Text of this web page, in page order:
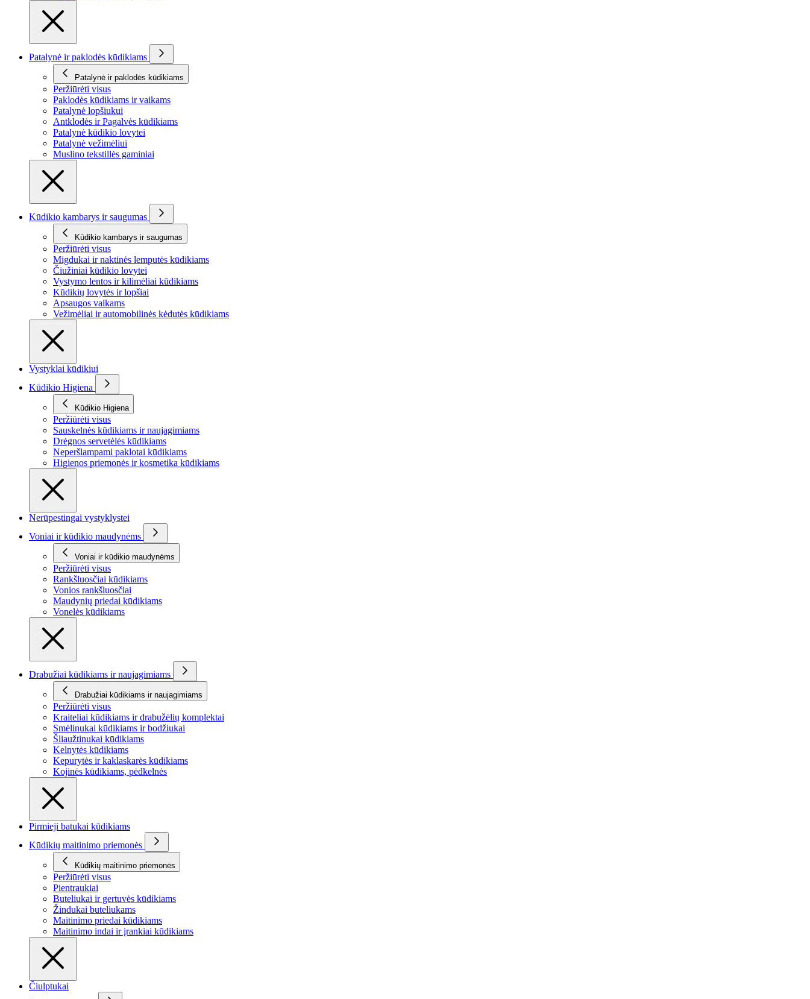
Patalynė ir paklodės kūdikiams
Patalynė ir paklodės kūdikiams
Peržiūrėti visus
Paklodės kūdikiams ir vaikams
Patalynė lopšiukui
Antklodės ir Pagalvės kūdikiams
Patalynė kūdikio lovytei
Patalynė vežimėliui
Muslino tekstillės gaminiai
Kūdikio kambarys ir saugumas
Kūdikio kambarys ir saugumas
Peržiūrėti visus
Migdukai ir naktinės lemputės kūdikiams
Čiužiniai kūdikio lovytei
Vystymo lentos ir kilimėliai kūdikiams
Kūdikių lovytės ir lopšiai
Apsaugos vaikams
Vežimėliai ir automobilinės kėdutės kūdikiams
Vystyklai kūdikiui
Kūdikio Higiena
Kūdikio Higiena
Peržiūrėti visus
Sauskelnės kūdikiams ir naujagimiams
Drėgnos servetėlės kūdikiams
Neperšlampami paklotai kūdikiams
Higienos priemonės ir kosmetika kūdikiams
Nerūpestingai vystyklystei
Voniai ir kūdikio maudynėms
Voniai ir kūdikio maudynėms
Peržiūrėti visus
Rankšluosčiai kūdikiams
Vonios rankšluosčiai
Maudynių priedai kūdikiams
Vonelės kūdikiams
Drabužiai kūdikiams ir naujagimiams
Drabužiai kūdikiams ir naujagimiams
Peržiūrėti visus
Kraiteliai kūdikiams ir drabužėlių komplektai
Smėlinukai kūdikiams ir bodžiukai
Šliaužtinukai kūdikiams
Kelnytės kūdikiams
Kepurytės ir kaklaskarės kūdikiams
Kojinės kūdikiams, pėdkelnės
Pirmieji batukai kūdikiams
Kūdikių maitinimo priemonės
Kūdikių maitinimo priemonės
Peržiūrėti visus
Pientraukiai
Buteliukai ir gertuvės kūdikiams
Žindukai buteliukams
Maitinimo priedai kūdikiams
Maitinimo indai ir įrankiai kūdikiams
Čiulptukai